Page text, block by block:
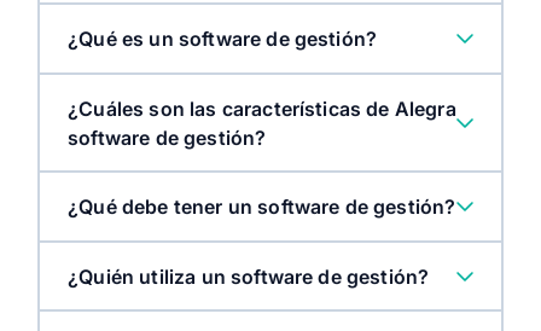
¿Qué es un software de gestión?
¿Cuáles son las características de Alegra
software de gestión?
¿Qué debe tener un software de gestión?
contabilidad sistema de facturación POS
¿Quién utiliza un software de gestión?